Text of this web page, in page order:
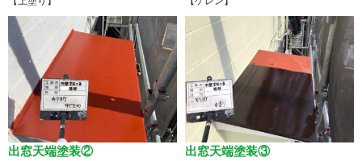
出窓天端塗装② 出窓天端塗装③